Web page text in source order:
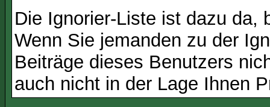
Die Ignorier-Liste ist dazu da,
Wenn Sie jemanden zu der
Beiträge dieses Benutzers
auch nicht in der Lage Ihnen